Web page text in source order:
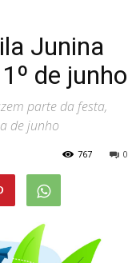
Junina
de junho
parte da festa,
de junho
0
767